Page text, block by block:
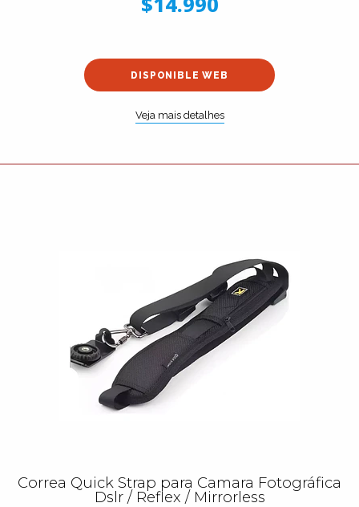
DISPONIBLE WEB
Veja mais detalhes
Correa Quick Strap para Camara Fotográfica
Dslr / Reflex / Mirrorless